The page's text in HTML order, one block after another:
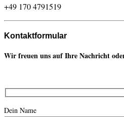
+49 170 4791519
Kontaktformular
Wir freuen uns auf Ihre Nachricht
Dein Name